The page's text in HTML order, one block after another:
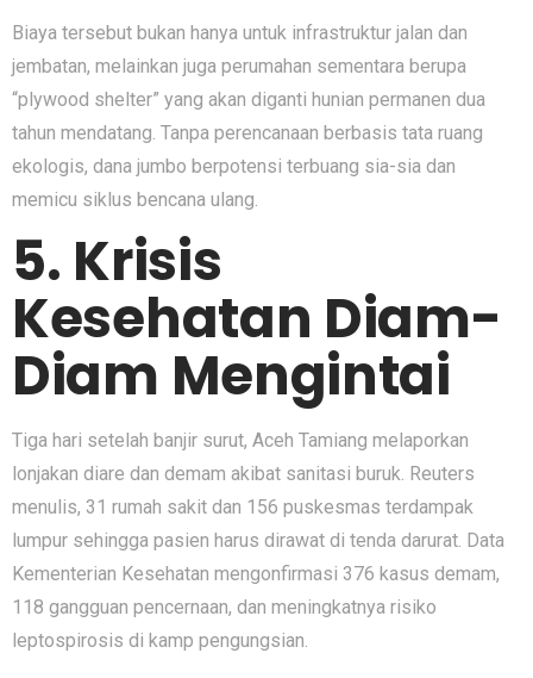
Biaya tersebut bukan hanya untuk infrastruktur jalan dan
jembatan, melainkan juga perumahan sementara berupa
“plywood shelter” yang akan diganti hunian permanen dua
tahun mendatang. Tanpa perencanaan berbasis tata ruang
ekologis, dana jumbo berpotensi terbuang sia-sia dan
memicu siklus bencana ulang.
5. Krisis
Kesehatan Diam-
Diam Mengintai
Tiga hari setelah banjir surut, Aceh Tamiang melaporkan
lonjakan diare dan demam akibat sanitasi buruk. Reuters
menulis, 31 rumah sakit dan 156 puskesmas terdampak
lumpur sehingga pasien harus dirawat di tenda darurat. Data
Kementerian Kesehatan mengonfirmasi 376 kasus demam,
118 gangguan pencernaan, dan meningkatnya risiko
leptospirosis di kamp pengungsian.